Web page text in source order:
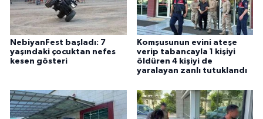
NebiyanFest başladı: 7
yaşındaki çocuktan nefes
kesen gösteri
Komşusunun evini ateşe
verip tabancayla 1 kişiyi
öldüren 4 kişiyi de
yaralayan zanlı tutuklandı